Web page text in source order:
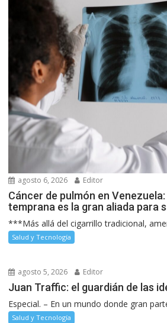
agosto 6, 2026 Editor
Cáncer de pulmón en
temprana es la gran aliada para
***Más allá del cigarrillo tradicional,
Salud y Tecnología
agosto 5, 2026 Editor
Juan Traffic: el guardián de las
Especial. – En un mundo donde gran
Salud y Tecnología